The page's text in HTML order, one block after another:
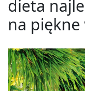
dieta
na piękne